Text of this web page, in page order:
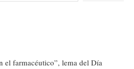
el farmacéutico”, lema del Día